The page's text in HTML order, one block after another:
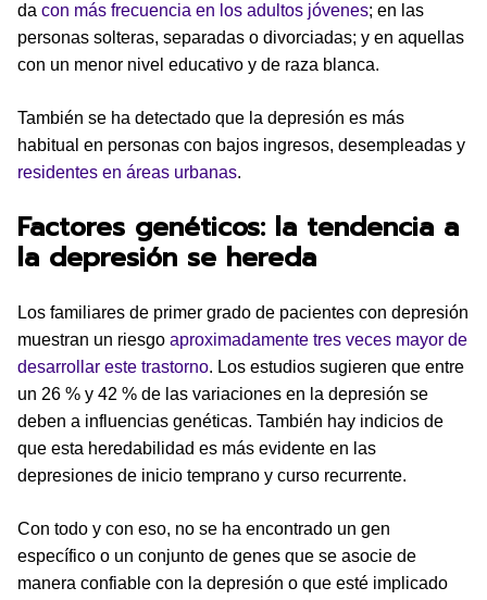
da con más frecuencia en los adultos jóvenes; en las
personas solteras, separadas o divorciadas; y en aquellas
con un menor nivel educativo y de raza blanca.
También se ha detectado que la depresión es más
habitual en personas con bajos ingresos, desempleadas y
residentes en áreas urbanas.
Factores genéticos: la tendencia a
la depresión se hereda
Los familiares de primer grado de pacientes con depresión
muestran un riesgo aproximadamente tres veces mayor de
desarrollar este trastorno. Los estudios sugieren que entre
un 26 % y 42 % de las variaciones en la depresión se
deben a influencias genéticas. También hay indicios de
que esta heredabilidad es más evidente en las
depresiones de inicio temprano y curso recurrente.
Con todo y con eso, no se ha encontrado un gen
específico o un conjunto de genes que se asocie de
manera confiable con la depresión o que esté implicado